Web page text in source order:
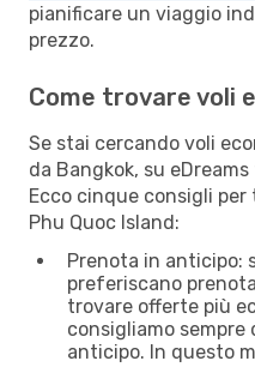
pianificare un viaggio
prezzo.
Come trovare voli
Se stai cercando voli
da Bangkok, su
Ecco cinque consigli
Phu Quoc Island:
Prenota in anticipo:
preferiscano
trovare offerte più
consigliamo
anticipo. In questo